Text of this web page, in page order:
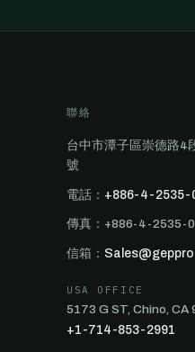
聯絡
台中市潭子區崇德路4
號
電話： +886-4-2535-
傳真：+886-4-2535-
信箱：
USA OFFICE
5173 G ST, Chino, CA
+1-714-853-2991